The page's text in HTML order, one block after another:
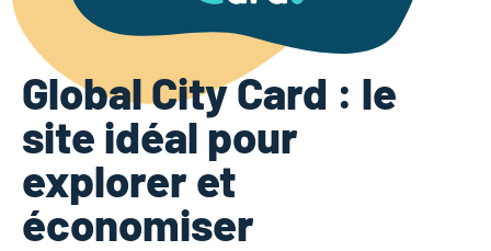
Global City Card : le
site idéal pour
explorer et
économiser